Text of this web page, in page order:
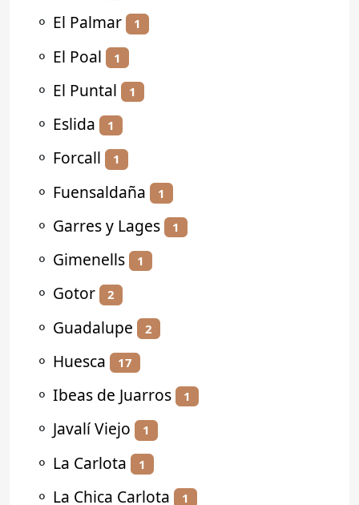
⚬ El Palmar 1
⚬ El Poal 1
⚬ El Puntal 1
⚬ Eslida 1
⚬ Forcall 1
⚬ Fuensaldaña 1
⚬ Garres y Lages 1
⚬ Gimenells 1
⚬ Gotor 2
⚬ Guadalupe 2
⚬ Huesca 17
⚬ Ibeas de Juarros 1
⚬ Javalí Viejo 1
⚬ La Carlota 1
⚬ La Chica Carlota 1